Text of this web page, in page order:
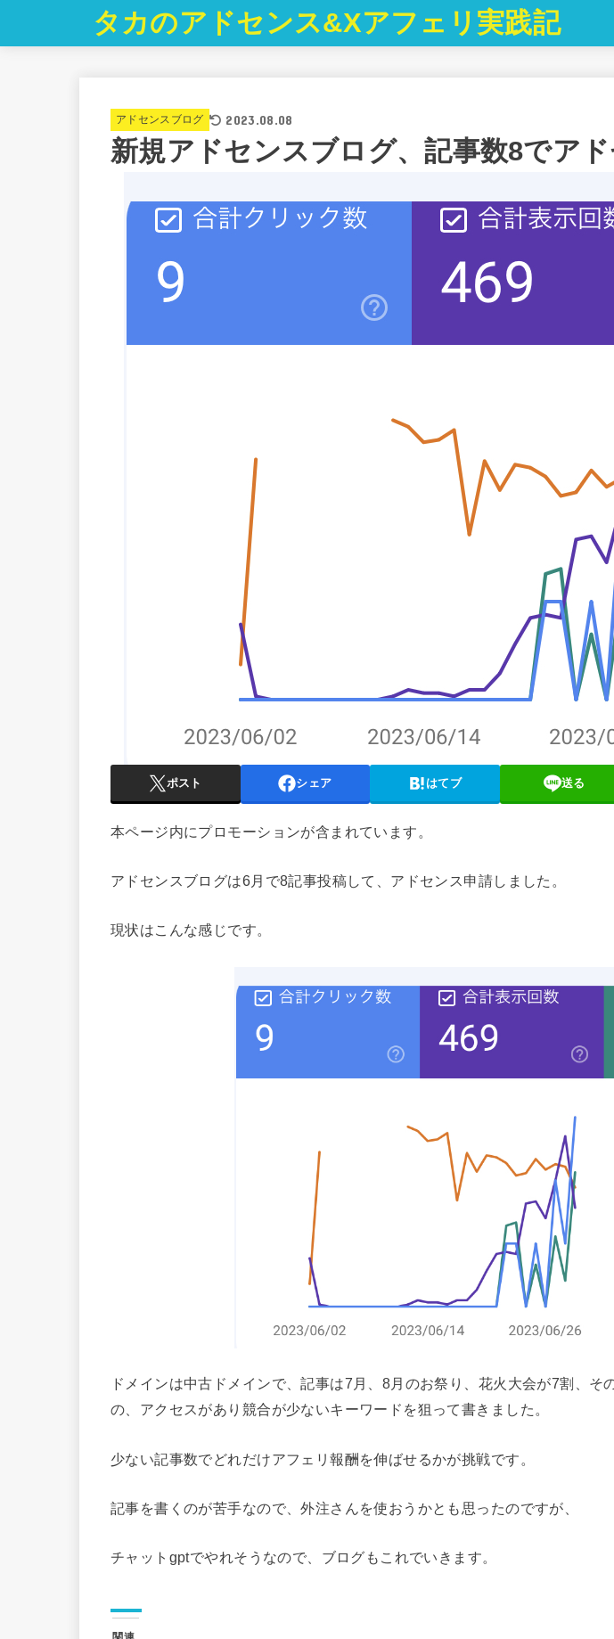
タカのアドセンス&Xアフェリ実践記
アドセンスブログ 2023.08.08
新規アドセンスブログ、記事数8でア
ポスト シェア はてブ 送る
本ページ内にプロモーションが含まれています。
アドセンスブログは6月で8記事投稿して、アドセンス申請しました。
現状はこんな感じです。
ドメインは中古ドメインで、記事は7月、8月のお祭り、花火大会が7割、そ
の、アクセスがあり競合が少ないキーワードを狙って書きました。
少ない記事数でどれだけアフェリ報酬を伸ばせるかが挑戦です。
記事を書くのが苦手なので、外注さんを使おうかとも思ったのですが、
チャットgptでやれそうなので、ブログもこれでいきます。